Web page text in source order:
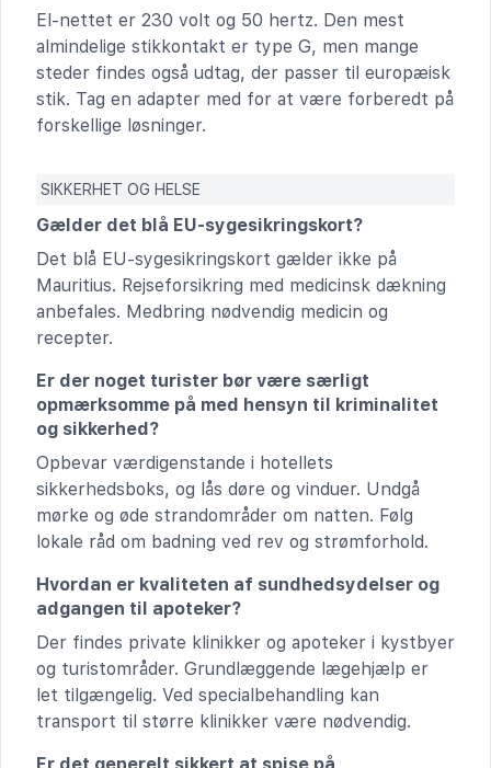
El-nettet er 230 volt og 50 hertz. Den mest
almindelige stikkontakt er type G, men mange
steder findes også udtag, der passer til europæisk
stik. Tag en adapter med for at være forberedt på
forskellige løsninger.
SIKKERHET OG HELSE
Gælder det blå EU-sygesikringskort?
Det blå EU-sygesikringskort gælder ikke på
Mauritius. Rejseforsikring med medicinsk dækning
anbefales. Medbring nødvendig medicin og
recepter.
Er der noget turister bør være særligt
opmærksomme på med hensyn til kriminalitet
og sikkerhed?
Opbevar værdigenstande i hotellets
sikkerhedsboks, og lås døre og vinduer. Undgå
mørke og øde strandområder om natten. Følg
lokale råd om badning ved rev og strømforhold.
Hvordan er kvaliteten af sundhedsydelser og
adgangen til apoteker?
Der findes private klinikker og apoteker i kystbyer
og turistområder. Grundlæggende lægehjælp er
let tilgængelig. Ved specialbehandling kan
transport til større klinikker være nødvendig.